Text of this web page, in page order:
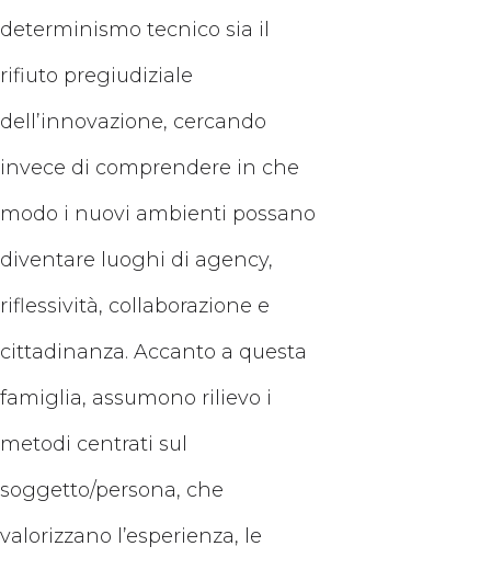
determinismo tecnico sia il
rifiuto pregiudiziale
dell’innovazione, cercando
invece di comprendere in che
modo i nuovi ambienti possano
diventare luoghi di agency,
riflessività, collaborazione e
cittadinanza. Accanto a questa
famiglia, assumono rilievo i
metodi centrati sul
soggetto/persona, che
valorizzano l’esperienza, le